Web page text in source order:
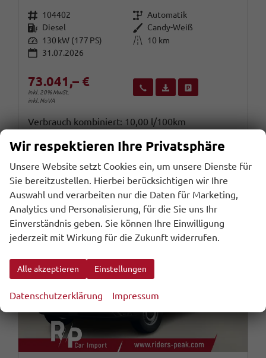
Fahrzeugnr. 104402 Getriebe Automatik
Kraftstoff Diesel Außenfarbe Candy-Weiß
Leistung 130 kW (177 PS) Kilometerstand
10 km
31.07.2026
73.041,– €
inkl. 20% MwSt.
inkl. NoVA
Wir rufen Sie anFahrzeugexposé (PDF)
Verbrauch kombiniert: 10,00 l/100km
CO -Klasse: G
CO2-Emissionen:263,00 g/km
Wir respektieren Ihre Privatsphäre
Unsere Website setzt Cookies ein, um unsere Dienste für
Sie bereitzustellen. Hierbei berücksichtigen wir Ihre
Auswahl und verarbeiten nur die Daten für Marketing,
Analytics und Personalisierung, für die Sie uns Ihr
Einverständnis geben. Sie können Ihre Einwilligung
jederzeit mit Wirkung für die Zukunft widerrufen.
Alle akzeptieren Einstellungen
Datenschutzerklärung Impressum